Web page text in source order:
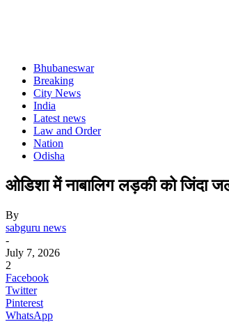
Bhubaneswar
Breaking
City News
India
Latest news
Law and Order
Nation
Odisha
ओडिशा में नाबालिग लड़की को जिंदा
By
sabguru news
-
July 7, 2026
2
Facebook
Twitter
Pinterest
WhatsApp